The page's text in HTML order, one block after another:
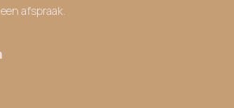
afspraak.